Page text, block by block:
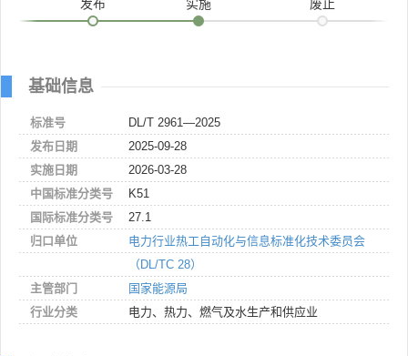
发布 实施 废止
基础信息
标准号
DL/T 2961—2025
发布日期
2025-09-28
实施日期
2026-03-28
中国标准分类号
K51
国际标准分类号
27.1
归口单位
电力行业热工自动化与信息标准化技术委员会
（DL/TC 28）
主管部门
国家能源局
行业分类
电力、热力、燃气及水生产和供应业